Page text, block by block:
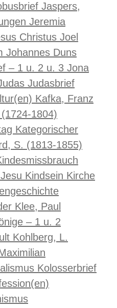
Jaspers,
Jeremia
Christus Joel
Johannes Duns
– 1 u. 2 u. 3 Jona
Judasbrief
Kafka, Franz
1804)
Kategorischer
S. (1813-1855)
Kindsein Kirche
Klee, Paul
– 1 u. 2
Kohlberg, L.
Kolosserbrief